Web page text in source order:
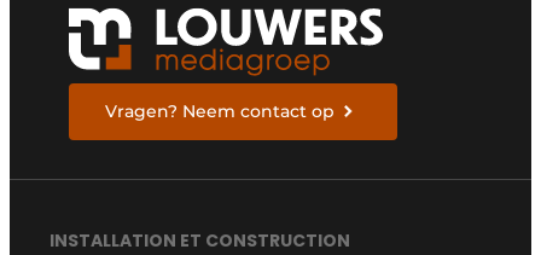
Vragen? Neem contact op
INSTALLATION ET CONSTRUCTION